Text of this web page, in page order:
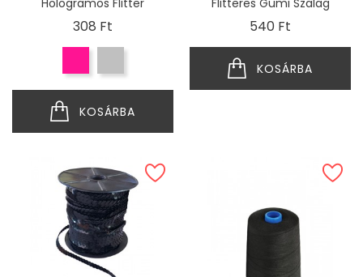
Hologramos Flitter
308 Ft
KOSÁRBA
Flitteres Gumi Szalag
540 Ft
KOSÁRBA